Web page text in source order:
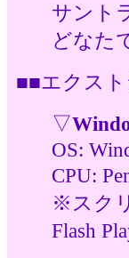
サント
どなた
■■エクス
▽
OS:
CPU:
※スク
Flash